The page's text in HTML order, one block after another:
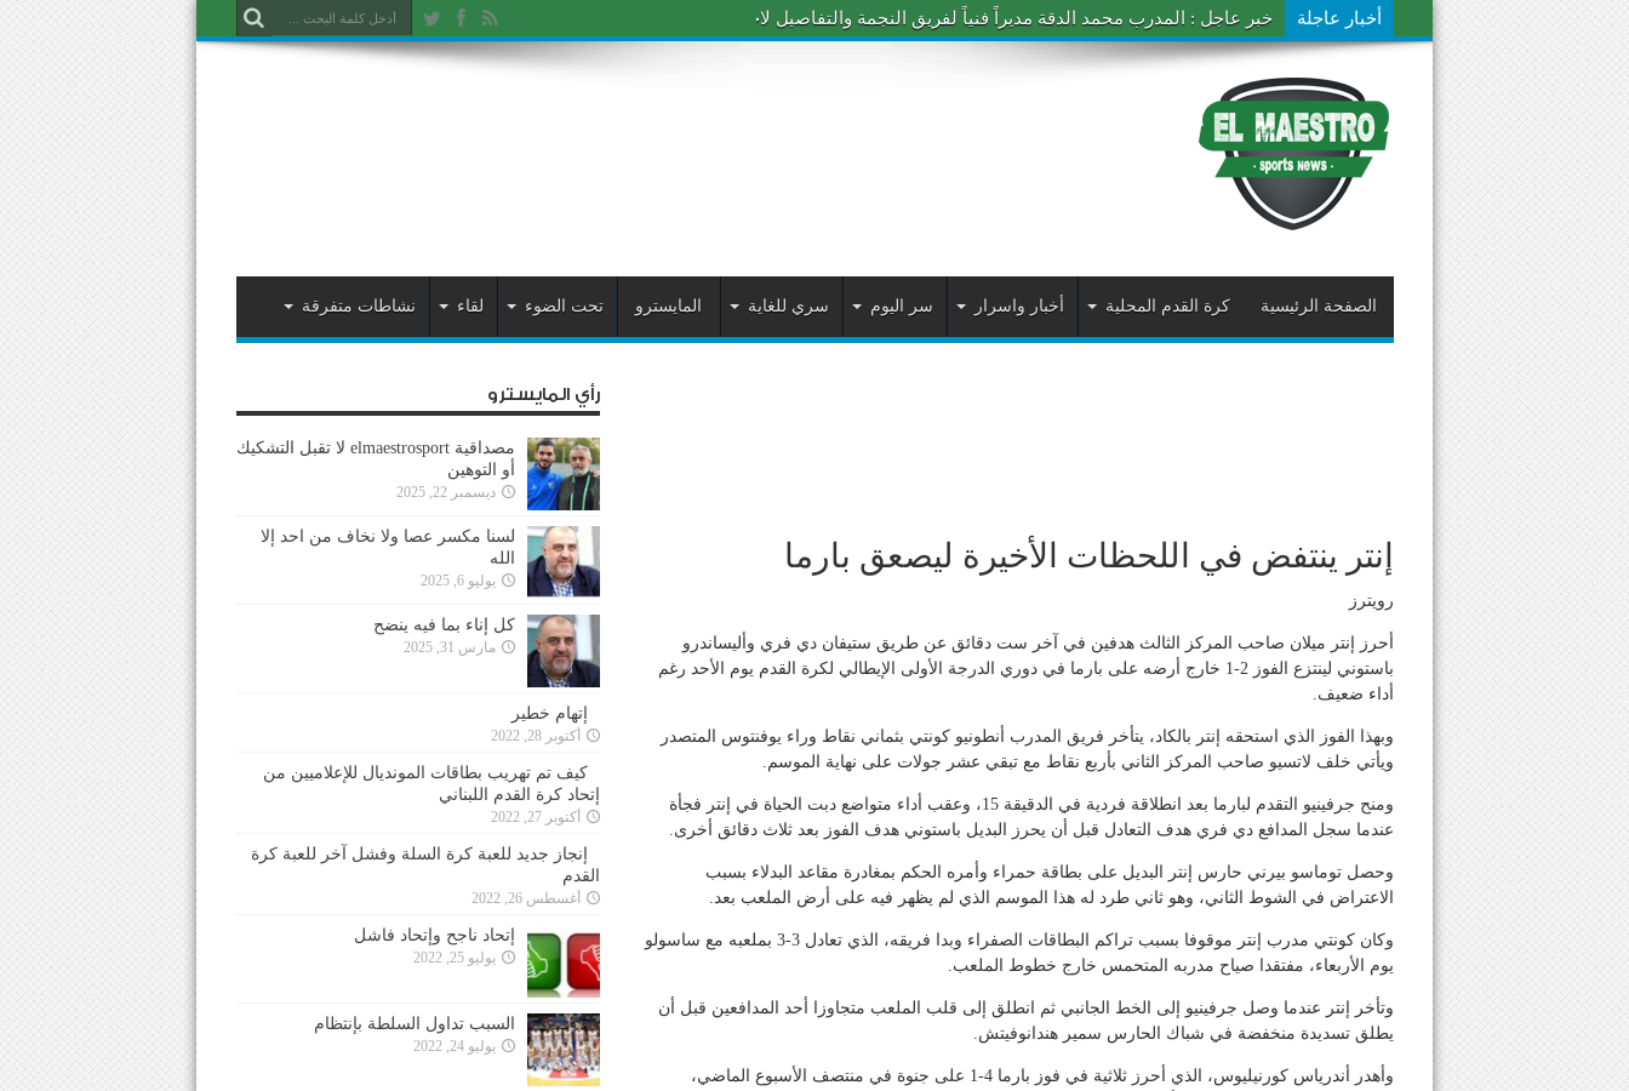
أخبار عاجلة خبر عاجل : المدرب محمد الدقة مديراً فنياً لفريق النجمة والتفاصيل لاحقاً
الصفحة الرئيسية كرة القدم المحلية أخبار واسرار سر اليوم سري للغاية المايسترو تحت الضوء لقاء نشاطات متفرقة
إنتر ينتفض في اللحظات الأخيرة ليصعق بارما
رويترز
أحرز إنتر ميلان صاحب المركز الثالث هدفين في آخر ست دقائق عن طريق ستيفان دي فري وأليساندرو
باستوني لينتزع الفوز 2-1 خارج أرضه على بارما في دوري الدرجة الأولى الإيطالي لكرة القدم يوم الأحد رغم
أداء ضعيف.
وبهذا الفوز الذي استحقه إنتر بالكاد، يتأخر فريق المدرب أنطونيو كونتي بثماني نقاط وراء يوفنتوس المتصدر
ويأتي خلف لاتسيو صاحب المركز الثاني بأربع نقاط مع تبقي عشر جولات على نهاية الموسم.
ومنح جرفينيو التقدم لبارما بعد انطلاقة فردية في الدقيقة 15، وعقب أداء متواضع دبت الحياة في إنتر فجأة
عندما سجل المدافع دي فري هدف التعادل قبل أن يحرز البديل باستوني هدف الفوز بعد ثلاث دقائق أخرى.
وحصل توماسو بيرني حارس إنتر البديل على بطاقة حمراء وأمره الحكم بمغادرة مقاعد البدلاء بسبب
الاعتراض في الشوط الثاني، وهو ثاني طرد له هذا الموسم الذي لم يظهر فيه على أرض الملعب بعد.
وكان كونتي مدرب إنتر موقوفا بسبب تراكم البطاقات الصفراء وبدا فريقه، الذي تعادل 3-3 بملعبه مع ساسولو
يوم الأربعاء، مفتقدا صياح مدربه المتحمس خارج خطوط الملعب.
وتأخر إنتر عندما وصل جرفينيو إلى الخط الجانبي ثم انطلق إلى قلب الملعب متجاوزا أحد المدافعين قبل أن
يطلق تسديدة منخفضة في شباك الحارس سمير هندانوفيتش.
وأهدر أندرياس كورنيليوس، الذي أحرز ثلاثية في فوز بارما 4-1 على جنوة في منتصف الأسبوع الماضي،
رأي المايسترو
مصداقية elmaestrosport لا تقبل التشكيك
أو التوهين
ديسمبر 22, 2025
لسنا مكسر عصا ولا نخاف من احد إلا
الله
يوليو 6, 2025
كل إناء بما فيه ينضح
مارس 31, 2025
إتهام خطير
أكتوبر 28, 2022
كيف تم تهريب بطاقات المونديال للإعلاميين من
إتحاد كرة القدم اللبناني
أكتوبر 27, 2022
إنجاز جديد للعبة كرة السلة وفشل آخر للعبة كرة
القدم
أغسطس 26, 2022
إتحاد ناجح وإتحاد فاشل
يوليو 25, 2022
السبب تداول السلطة بإنتظام
يوليو 24, 2022